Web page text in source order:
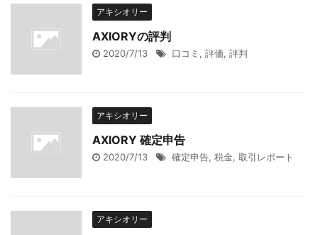
アキシオリー
AXIORYの評判
2020/7/13 口コミ , 評価, 評判
アキシオリー
AXIORY 確定申告
2020/7/13 確定申告, 税金, 取引レポート
アキシオリー